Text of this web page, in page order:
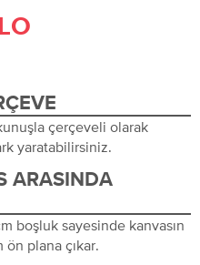
çerçeveli olarak
yaratabilirsiniz.
ARASINDA
boşluk sayesinde kanvasın
ön plana çıkar.